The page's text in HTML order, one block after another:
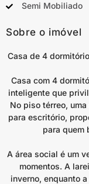
Semi Mobiliado
Sobre o imóvel
Casa de 4
Casa com 4
inteligente que
No piso térreo,
para escritório,
para quem
A área social é um
momentos. A
inverno, enquanto